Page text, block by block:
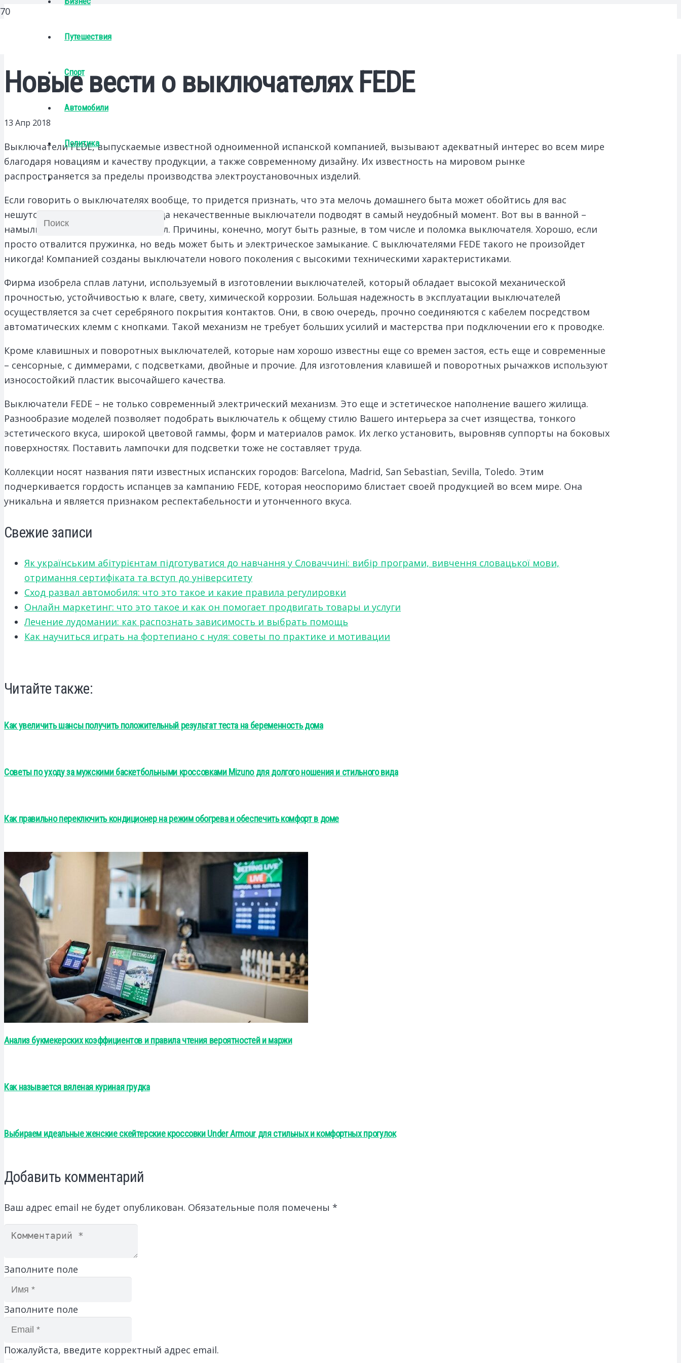
Путешествия
Спорт
Автомобили
Политика
Новые вести о выключателях FEDE
13 Апр 2018
Выключатели FEDE, выпускаемые известной одноименной испанской компанией, вызывают адекватный интерес во всем мире
благодаря новациям и качеству продукции, а также современному дизайну. Их известность на мировом рынке
распространяется за пределы производства электроустановочных изделий.
Если говорить о выключателях вообще, то придется признать, что эта мелочь домашнего быта может обойтись для вас
нешуточными проблемами. Иногда некачественные выключатели подводят в самый неудобный момент. Вот вы в ванной –
намылились и, вдруг!.. Свет пропал. Причины, конечно, могут быть разные, в том числе и поломка выключателя. Хорошо, если
просто отвалится пружинка, но ведь может быть и электрическое замыкание. С выключателями FEDE такого не произойдет
никогда! Компанией созданы выключатели нового поколения с высокими техническими характеристиками.
Фирма изобрела сплав латуни, используемый в изготовлении выключателей, который обладает высокой механической
прочностью, устойчивостью к влаге, свету, химической коррозии. Большая надежность в эксплуатации выключателей
осуществляется за счет серебряного покрытия контактов. Они, в свою очередь, прочно соединяются с кабелем посредством
автоматических клемм с кнопками. Такой механизм не требует больших усилий и мастерства при подключении его к проводке.
Кроме клавишных и поворотных выключателей, которые нам хорошо известны еще со времен застоя, есть еще и современные
– сенсорные, с диммерами, с подсветками, двойные и прочие. Для изготовления клавишей и поворотных рычажков используют
износостойкий пластик высочайшего качества.
Выключатели FEDE – не только современный электрический механизм. Это еще и эстетическое наполнение вашего жилища.
Разнообразие моделей позволяет подобрать выключатель к общему стилю Вашего интерьера за счет изящества, тонкого
эстетического вкуса, широкой цветовой гаммы, форм и материалов рамок. Их легко установить, выровняв суппорты на боковых
поверхностях. Поставить лампочки для подсветки тоже не составляет труда.
Коллекции носят названия пяти известных испанских городов: Barcelona, Madrid, San Sebastian, Sevilla, Toledo. Этим
подчеркивается гордость испанцев за кампанию FEDE, которая неоспоримо блистает своей продукцией во всем мире. Она
уникальна и является признаком респектабельности и утонченного вкуса.
Свежие записи
Як українським абітурієнтам підготуватися до навчання у Словаччині: вибір програми, вивчення словацької мови,
отримання сертифіката та вступ до університету
Сход развал автомобиля: что это такое и какие правила регулировки
Онлайн маркетинг: что это такое и как он помогает продвигать товары и услуги
Лечение лудомании: как распознать зависимость и выбрать помощь
Как научиться играть на фортепиано с нуля: советы по практике и мотивации
Читайте также:
Как увеличить шансы получить положительный результат теста на беременность дома
Советы по уходу за мужскими баскетбольными кроссовками Mizuno для долгого ношения и стильного вида
Как правильно переключить кондиционер на режим обогрева и обеспечить комфорт в доме
Анализ букмекерских коэффициентов и правила чтения вероятностей и маржи
Как называется вяленая куриная грудка
Выбираем идеальные женские скейтерские кроссовки Under Armour для стильных и комфортных прогулок
Добавить комментарий
Ваш адрес email не будет опубликован. Обязательные поля помечены *
Заполните поле
Заполните поле
Пожалуйста, введите корректный адрес email.